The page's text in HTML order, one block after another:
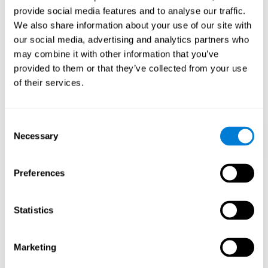
provide social media features and to analyse our traffic.
We also share information about your use of our site with
our social media, advertising and analytics partners who
may combine it with other information that you’ve
provided to them or that they’ve collected from your use
of their services.
Selection
Necessary
Preferences
Statistics
Marketing
ayudar a crear nuevas sinapsis, y a que los circuitos neuronales
se reorganicen y mejoren las funciones cognitivas.
1ª SEMANA 2ª SEMANA 3ª SEMANA
Proyección gráfica orientativa de las redes neuronales después
¿Qué pasa cuando no entreno mis
Nuestro cerebro está diseñado para ahorrar recursos, de modo
que tiende a eliminar las conexiones que no se usan. De este